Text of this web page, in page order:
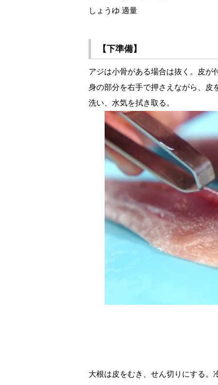
しょうゆ 適量
【下準備】
アジは小骨がある場合は抜く。皮が
身の部分を右手で押さえながら、皮
洗い、水気を拭き取る。
大根は皮をむき、せん切りにする。